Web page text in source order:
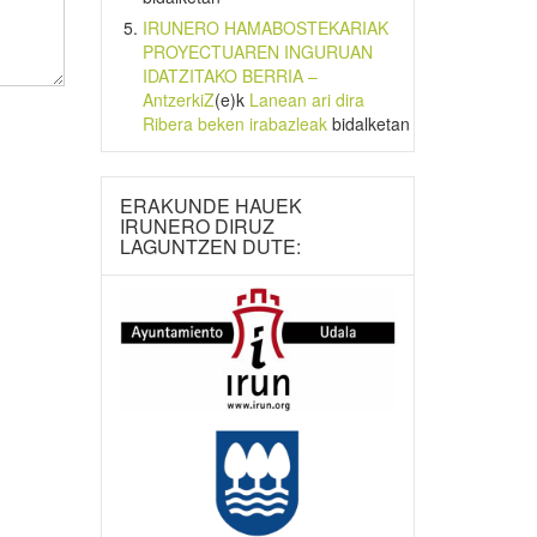
IRUNERO HAMABOSTEKARIAK
PROYECTUAREN INGURUAN
IDATZITAKO BERRIA –
AntzerkiZ(e)k Lanean ari dira
Ribera beken irabazleakbidalketan
ERAKUNDE HAUEK
IRUNERO DIRUZ
LAGUNTZEN DUTE: